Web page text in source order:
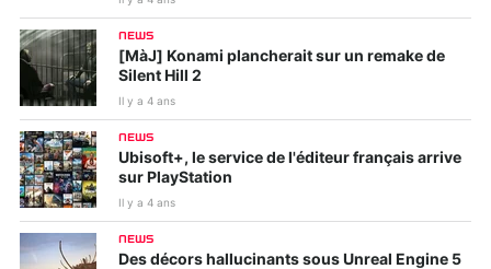
NEWS
[MàJ] Konami plancherait sur un remake de
Silent Hill 2
Il y a 4 ans
NEWS
Ubisoft+, le service de l'éditeur français arrive
sur PlayStation
Il y a 4 ans
NEWS
Des décors hallucinants sous Unreal Engine 5